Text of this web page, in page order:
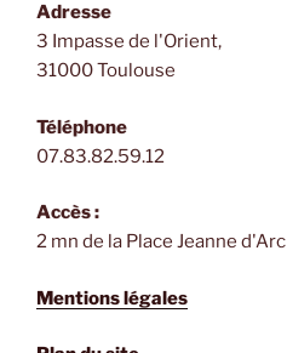
Adresse
3 Impasse de l'Orient,
31000 Toulouse
Téléphone
07.83.82.59.12
Accès :
2 mn de la Place Jeanne d'Arc
Mentions légales